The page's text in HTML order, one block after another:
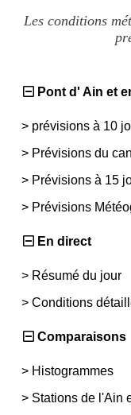
Les conditions
Pont d' Ain et
> prévisions à 10
> Prévisions du
> Prévisions à 15
> Prévisions
En direct
> Résumé du jour
> Conditions
Comparaisons
> Histogrammes
> Stations de l'Ain